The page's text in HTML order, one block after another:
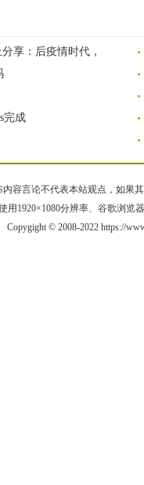
享：后疫情时代，
完成
容言论不代表本站观点，如果
用1920×1080分辨率、谷歌浏览
Copygight © 2008-2022 https://